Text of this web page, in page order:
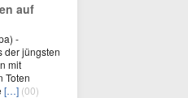
auf
-
der jüngsten
mit
Toten
[…] (00)